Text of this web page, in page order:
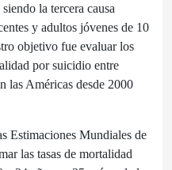
la tercera causa
y adultos jóvenes de 10
objetivo fue evaluar los
por suicidio entre
las Américas desde 2000
Estimaciones Mundiales de
las tasas de mortalidad